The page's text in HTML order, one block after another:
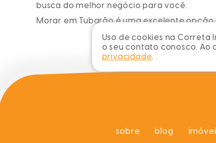
busca do melhor negócio para você.
Morar em Tubarãoé uma excelente opção
sobre blog
Uso de cookies na Correta
o seu contato conosco.
privacidade.